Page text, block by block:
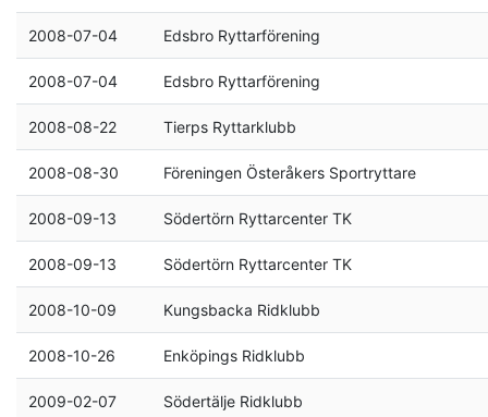
2008-07-04 Edsbro Ryttarförening
2008-07-04 Edsbro Ryttarförening
2008-08-22 Tierps Ryttarklubb
2008-08-30 Föreningen Österåkers Sportryttare
2008-09-13 Södertörn Ryttarcenter TK
2008-09-13 Södertörn Ryttarcenter TK
2008-10-09 Kungsbacka Ridklubb
2008-10-26 Enköpings Ridklubb
2009-02-07 Södertälje Ridklubb